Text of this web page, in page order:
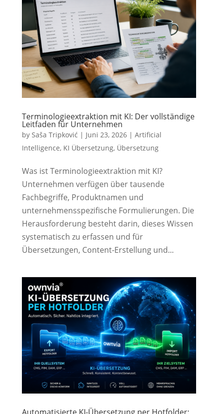
Terminologieextraktion mit KI: Der vollständige
Leitfaden für Unternehmen
by Saša Tripković | Juni 23, 2026| Artificial
Intelligence, KI Übersetzung, Übersetzung
Was ist Terminologieextraktion mit KI?
Unternehmen verfügen über tausende
Fachbegriffe, Produktnamen und
unternehmensspezifische Formulierungen. Die
Herausforderung besteht darin, dieses Wissen
systematisch zu erfassen und für
Übersetzungen, Content-Erstellung und...